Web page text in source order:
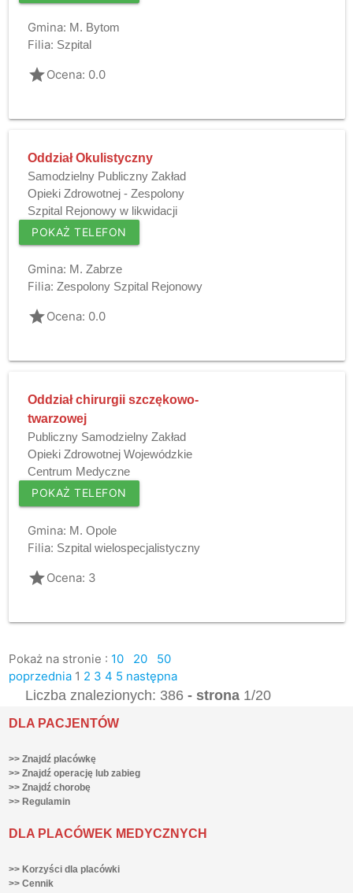
Gmina: M. Bytom
Filia: Szpital
gradeOcena: 0.0
Oddział Okulistyczny
Samodzielny Publiczny Zakład
Opieki Zdrowotnej - Zespolony
Szpital Rejonowy w likwidacji
POKAŻ TELEFON
Gmina: M. Zabrze
Filia: Zespolony Szpital Rejonowy
gradeOcena: 0.0
Oddział chirurgii szczękowo-
twarzowej
Publiczny Samodzielny Zakład
Opieki Zdrowotnej Wojewódzkie
Centrum Medyczne
POKAŻ TELEFON
Gmina: M. Opole
Filia: Szpital wielospecjalistyczny
gradeOcena: 3
Pokaż na stronie : 10 20
50
poprzednia 1 2 3 4 5 następna
Liczba znalezionych: 386- strona 1/20
DLA PACJENTÓW
>> Znajdź placówkę
>> Znajdź operację lub zabieg
>> Znajdź chorobę
>> Regulamin
DLA PLACÓWEK MEDYCZNYCH
>> Korzyści dla placówki
>> Cennik